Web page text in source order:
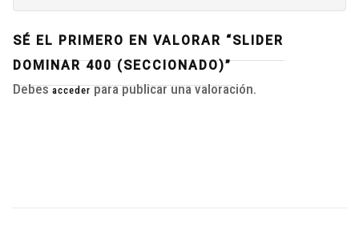
SÉ EL PRIMERO EN VALORAR “SLIDER
DOMINAR 400 (SECCIONADO)”
Debesaccederpara publicar una valoración.